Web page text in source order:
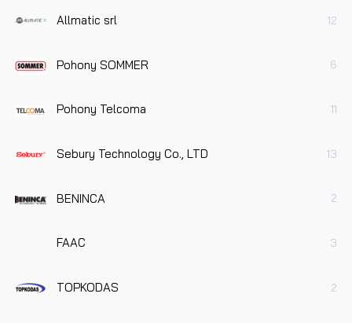
Allmatic srl 12
Pohony SOMMER 6
Pohony Telcoma 11
Sebury Technology Co., LTD 13
BENINCA 2
FAAC 3
TOPKODAS 2